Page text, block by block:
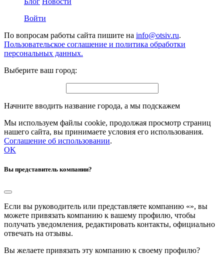
Войти
По вопросам работы сайта пишите на info@otsiv.ru.
Пользовательское соглашение и политика обработки
персональных данных.
Выберите ваш город:
Начните вводить название города, а мы подскажем
Мы используем файлы cookie, продолжая просмотр страниц
нашего сайта, вы принимаете условия его использования.
Соглашение об использовании.
OK
Вы представитель компании?
Если вы руководитель или представляете компанию «», вы
можете привязать компанию к вашему профилю, чтобы
получать уведомления, редактировать контакты, официально
отвечать на отзывы.
Вы желаете привязать эту компанию к своему профилю?